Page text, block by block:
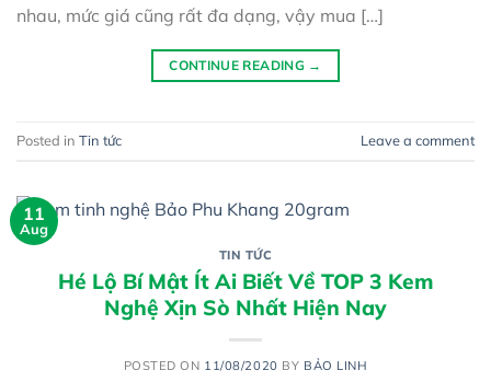
nhau, mức giá cũng rất đa dạng, vậy mua […]
CONTINUE READING →
Posted in Tin tức Leave a comment
11
Aug
TIN TỨC
Hé Lộ Bí Mật Ít Ai Biết Về TOP 3 Kem
Nghệ Xịn Sò Nhất Hiện Nay
POSTED ON 11/08/2020 BY BẢO LINH